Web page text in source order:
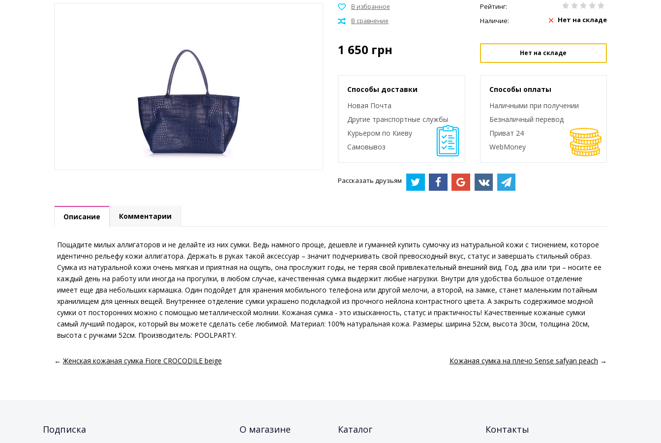
Рейтинг:
Наличие:
Нет на складе
1 650 грн Нет на складе
Способы доставки
Новая Почта
Другие транспортные службы
Курьером по Киеву
Самовывоз
Способы оплаты
Наличными при получении
Безналичный перевод
Приват 24
WebMoney
Рассказать друзьям
Описание Комментарии
Пощадите милых аллигаторов и не делайте из них сумки. Ведь намного проще, дешевле и гуманней купить сумочку из натуральной кожи с тиснением, которое
идентично рельефу кожи аллигатора. Держать в руках такой аксессуар – значит подчеркивать свой превосходный вкус, статус и завершать стильный образ.
Сумка из натуральной кожи очень мягкая и приятная на ощупь, она прослужит годы, не теряя свой привлекательный внешний вид. Год, два или три – носите ее
каждый день на работу или иногда на прогулки, в любом случае, качественная сумка выдержит любые нагрузки. Внутри для удобства большое отделение
имеет еще два небольших кармашка. Один подойдет для хранения мобильного телефона или другой мелочи, а второй, на замке, станет маленьким потайным
хранилищем для ценных вещей. Внутреннее отделение сумки украшено подкладкой из прочного нейлона контрастного цвета. А закрыть содержимое модной
сумки от посторонних можно с помощью металлической молнии. Кожаная сумка - это изысканность, статус и практичность! Качественные кожаные сумки
самый лучший подарок, который вы можете сделать себе любимой. Материал: 100% натуральная кожа. Размеры: ширина 52см, высота 30см, толщина 20см,
высота с ручками 52см. Производитель: POOLPARTY.
← Женская кожаная сумка Fiore CROCODILE beige Кожаная сумка на плечо Sense safyan peach →
Подписка О магазине Каталог Контакты